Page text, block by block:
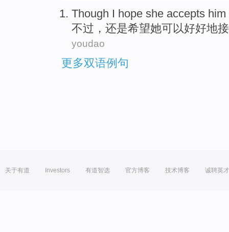
Though I hope she accepts him
不过，还是希望她可以好好地
youdao
更多双语例句
关于有道 Investors 有道智选 官方博客 技术博客 诚聘英才